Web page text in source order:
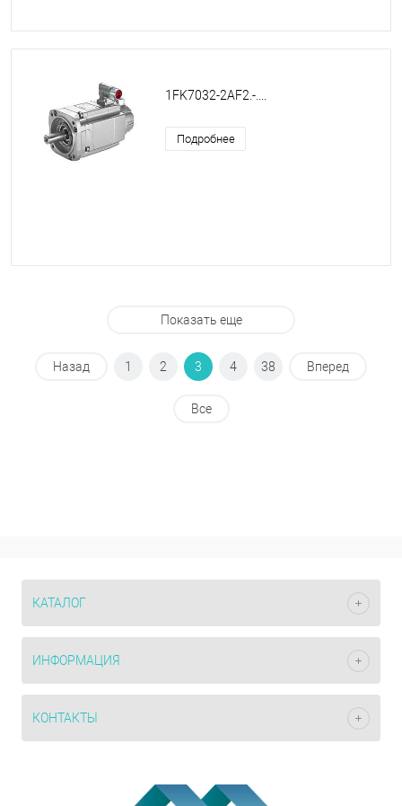
1FK7032-2AF2.-....
Подробнее
Показать еще
Назад 1 2 3 4 38 Вперед
Все
КАТАЛОГ
ИНФОРМАЦИЯ
КОНТАКТЫ